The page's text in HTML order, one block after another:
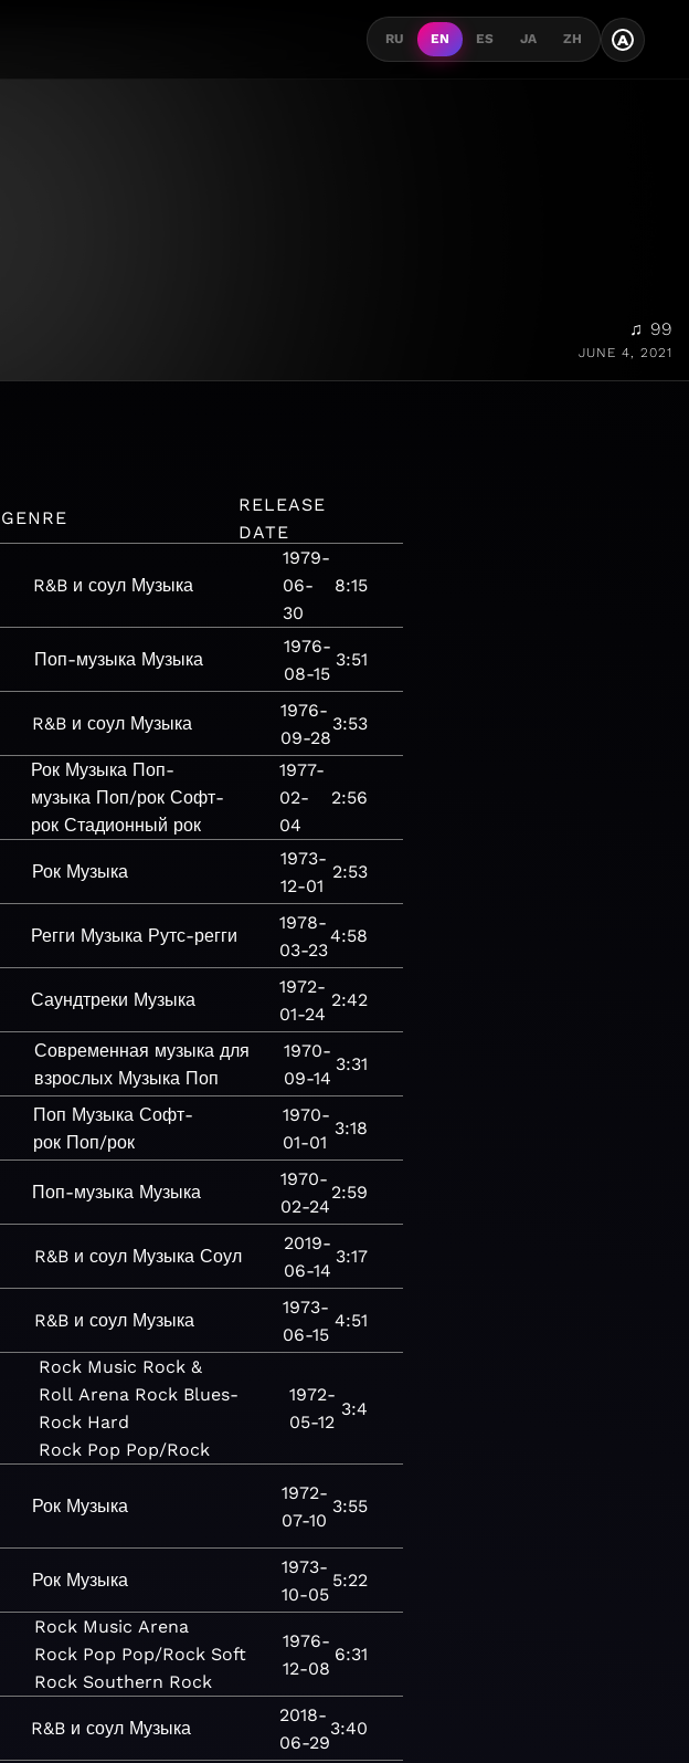
RU EN ES JA ZH A
♫ 99
JUNE 4, 2021
GENRE
RELEASE
DATE
R&B и соул Музыка
1979-
06-
30
8:15
Поп-музыка Музыка
1976-
08-15
3:51
R&B и соул Музыка
1976-
09-28
3:53
Рок Музыка Поп-
музыка Поп/рок Софт-
рок Стадионный рок
1977-
02-
04
2:56
Рок Музыка
1973-
12-01
2:53
Регги Музыка Рутс-регги
1978-
03-23
4:58
Саундтреки Музыка
1972-
01-24
2:42
Современная музыка для
взрослых Музыка Поп
1970-
09-14
3:31
Поп Музыка Софт-
рок Поп/рок
1970-
01-01
3:18
Поп-музыка Музыка
1970-
02-24
2:59
R&B и соул Музыка Соул
2019-
06-14
3:17
R&B и соул Музыка
1973-
06-15
4:51
Rock Music Rock &
Roll Arena Rock Blues-
Rock Hard
Rock Pop Pop/Rock
1972-
05-12
3:4
Рок Музыка
1972-
07-10
3:55
Рок Музыка
1973-
10-05
5:22
Rock Music Arena
Rock Pop Pop/Rock Soft
Rock Southern Rock
1976-
12-08
6:31
R&B и соул Музыка
2018-
06-29
3:40